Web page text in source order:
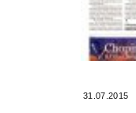
31.07.2015